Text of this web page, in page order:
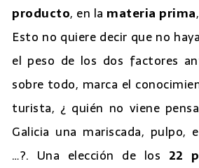
producto, en la materia prima
Esto no quiere decir que no haya
el peso de los dos factores
sobre todo, marca el
turista, ¿ quién no viene
Galicia una mariscada, pulpo,
…?. Una elección de los 22